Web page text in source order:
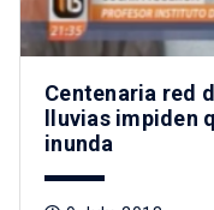
Centenaria red
lluvias impiden
inunda